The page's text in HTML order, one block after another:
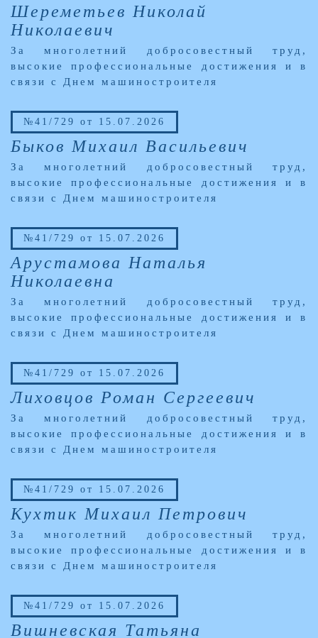
Шереметьев Николай
Николаевич
За многолетний добросовестный труд,
высокие профессиональные достижения и в
связи с Днем машиностроителя
№41/729 от 15.07.2026
Быков Михаил Васильевич
За многолетний добросовестный труд,
высокие профессиональные достижения и в
связи с Днем машиностроителя
№41/729 от 15.07.2026
Арустамова Наталья
Николаевна
За многолетний добросовестный труд,
высокие профессиональные достижения и в
связи с Днем машиностроителя
№41/729 от 15.07.2026
Лиховцов Роман Сергеевич
За многолетний добросовестный труд,
высокие профессиональные достижения и в
связи с Днем машиностроителя
№41/729 от 15.07.2026
Кухтик Михаил Петрович
За многолетний добросовестный труд,
высокие профессиональные достижения и в
связи с Днем машиностроителя
№41/729 от 15.07.2026
Вишневская Татьяна